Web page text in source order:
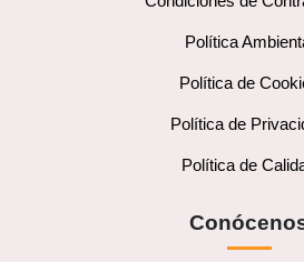
Política
Política de
Política de
Política de